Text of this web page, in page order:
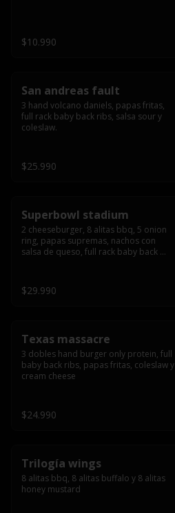
$10.990
San andreas fault
3 hand volcano daniels, papas fritas,
full rack baby back ribs, salsa sour y
coleslaw.
$25.990
Superbowl stadium
2 cheeseburger, 8 alitas bbq, 5 onion
ring, papas supremas, nachos con
salsa de queso, full rack baby back
$29.990
Texas massacre
3 dobles hand burger only protein, full
baby back ribs, papas fritas, coleslaw y
cream cheese
$24.990
Trilogía wings
8 alitas bbq, 8 alitas buffalo y 8 alitas
honey mustard